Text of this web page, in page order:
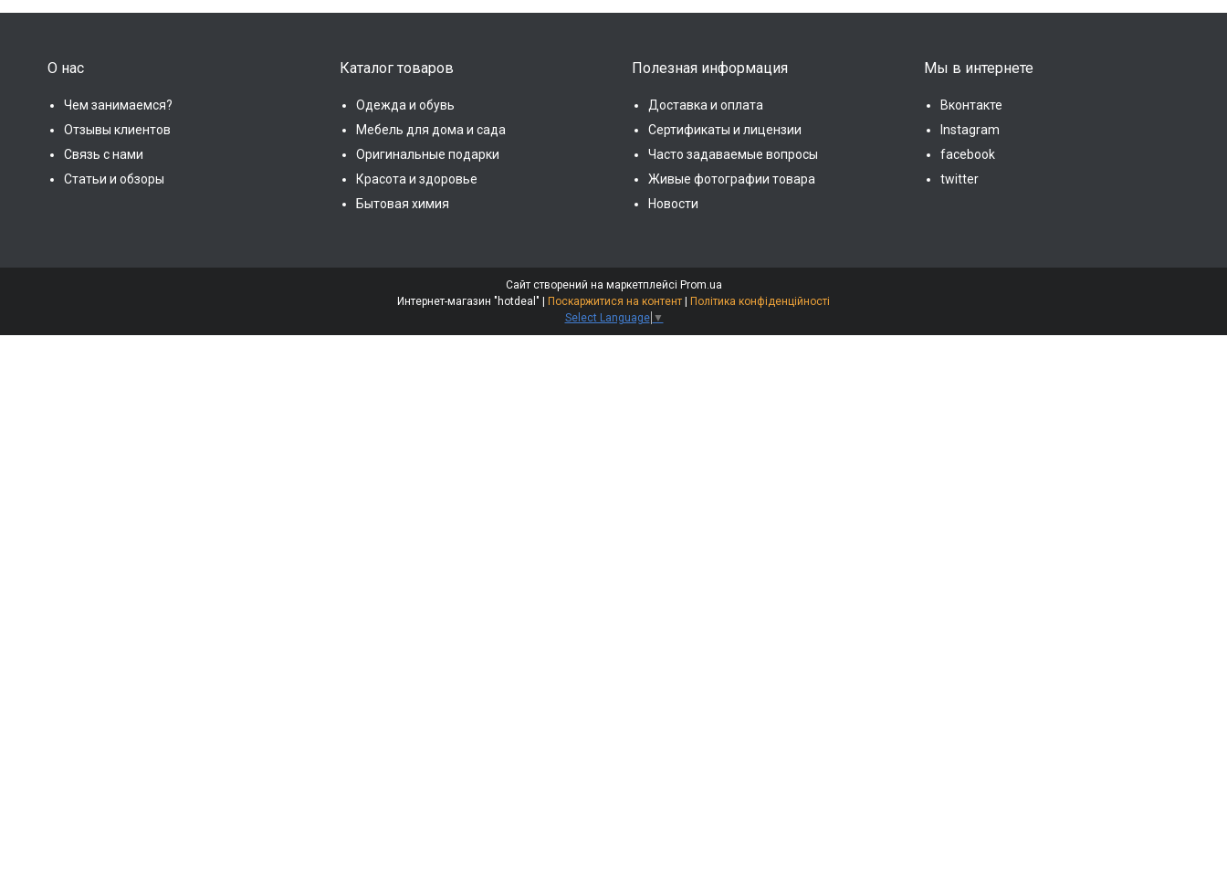
О нас
Чем занимаемся?
Отзывы клиентов
Связь с нами
Статьи и обзоры
Каталог товаров
Одежда и обувь
Мебель для дома и сада
Оригинальные подарки
Красота и здоровье
Бытовая химия
Полезная информация
Доставка и оплата
Сертификаты и лицензии
Часто задаваемые вопросы
Живые фотографии товара
Новости
Мы в интернете
Вконтакте
Instagram
facebook
twitter
Сайт створений на маркетплейсі Prom.ua
Интернет-магазин "hotdeal" | Поскаржитися на контент | Політика конфіденційності
Select Language ▼